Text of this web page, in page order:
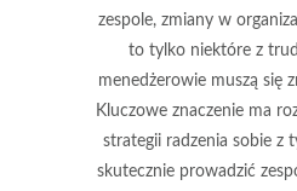
zespole, zmiany w
to tylko niektóre z
menedżerowie muszą się
Kluczowe znaczenie ma
strategii radzenia sobie z
skutecznie prowadzić